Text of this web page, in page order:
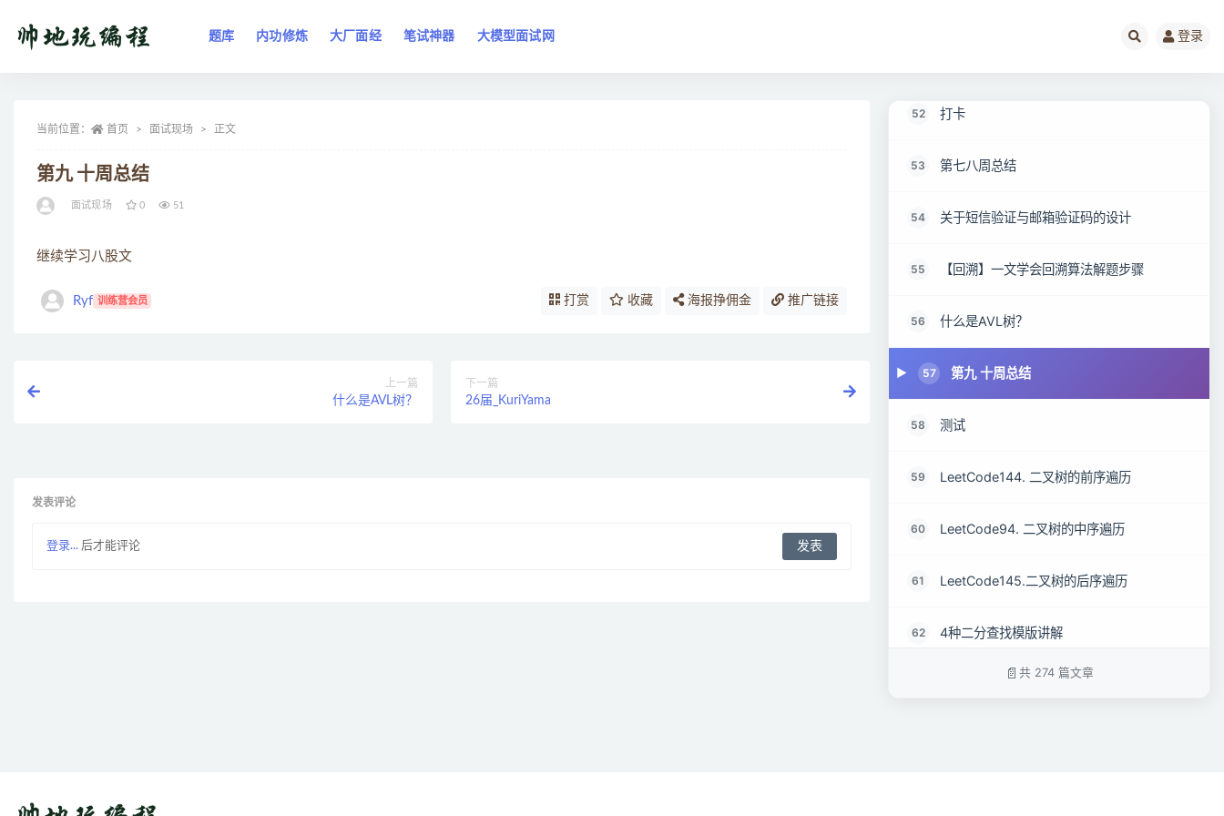
题库 内功修炼 大厂面经 笔试神器 大模型面试网 登录
当前位置： 首页 面试现场 正文
第九 十周总结
面试现场 0 51
继续学习八股文
Ryf 训练营会员 打赏 收藏 海报挣佣金 推广链接
上一篇
什么是AVL树？
下一篇
26届_KuriYama
发表评论
登录... 后才能评论
52 打卡
53 第七八周总结
54 关于短信验证与邮箱验证码的设计
55 【回溯】一文学会回溯算法解题步骤
56 什么是AVL树？
57 第九 十周总结
58 测试
59 LeetCode144. 二叉树的前序遍历
60 LeetCode94. 二叉树的中序遍历
61 LeetCode145.二叉树的后序遍历
62 4种二分查找模版讲解
共 274 篇文章